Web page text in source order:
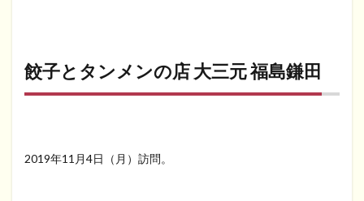
餃子とタンメンの店 大三元 福島鎌田
2019年11月4日（月）訪問。